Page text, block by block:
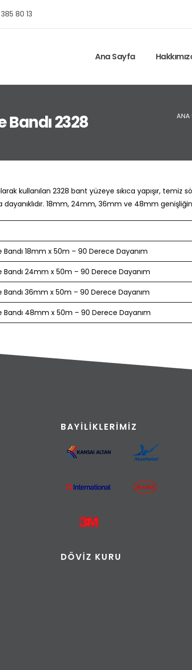
80 13
Ana Sayfa
2328 ANA
kullanılan 2328 bant yüzeye sıkıca yapışır, temiz
dayanıklıdır. 18mm, 24mm, 36mm ve 48mm
Bandı 18mm x 50m – 90 Derece Dayanım
Bandı 24mm x 50m – 90 Derece Dayanım
Bandı 36mm x 50m – 90 Derece Dayanım
Bandı 48mm x 50m – 90 Derece Dayanım
BAYILIKLERIMIZ
DÖVIZ KURU